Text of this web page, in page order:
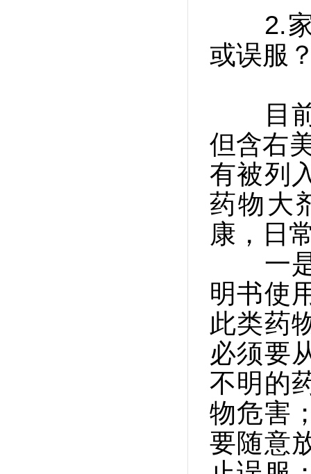
2.家
或误服
目前
但含右
有被列
药物大
康，日
一是
明书使
此类药
必须要
不明的
物危害
要随意